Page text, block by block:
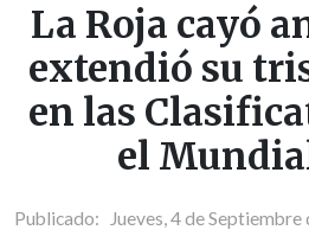
La Roja cayó
extendió su
en las
el
Publicado: Jueves, 4 de